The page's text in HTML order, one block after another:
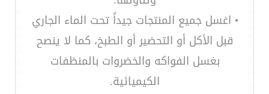
• اغسل جميع المنتجات جيداً تحت الماء الجاري
قبل الأكل أو التحضير أو الطبخ، كما لا ينصح
بغسل الفواكه والخضروات بالمنظفات
الكيميائية.